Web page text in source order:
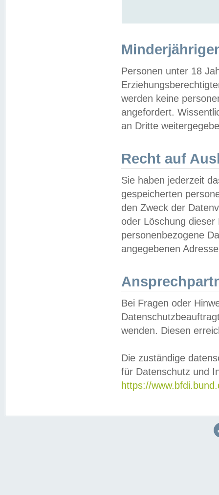
Personen unter 18
werden keine
angefordert.
an Dritte
Recht auf
Sie haben jederzeit
gespeicherten
den Zweck der
oder Löschung
personenbezogene
angegebenen
Bei Fragen oder
wenden. Diesen
Die zuständige
für Datenschutz und
https://